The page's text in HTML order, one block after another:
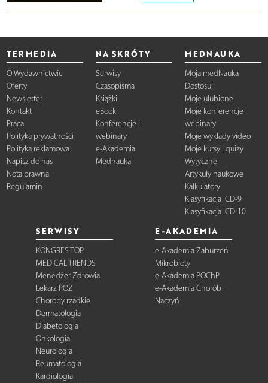
TERMEDIA
O Wydawnictwie
Oferty
Newsletter
Kontakt
Praca
Polityka prywatności
Polityka reklamowa
Napisz do nas
Nota prawna
Regulamin
NA SKRÓTY
Serwisy
Czasopisma
Książki
eBooki
Konferencje i
webinary
e-Akademia
Mednauka
MEDNAUKA
Moja medNauka
Dostosuj
Moje ulubione
Moje konferencje i
webinary
Moje wykłady video
Moje kursy i quizy
Wytyczne
Artykuły naukowe
Kalkulatory
Klasyfikacja ICD-9
Klasyfikacja ICD-10
SERWISY
KONGRES TOP
MEDICAL TRENDS
Menedżer Zdrowia
Lekarz POZ
Choroby rzadkie
Dermatologia
Diabetologia
Onkologia
Neurologia
Reumatologia
Kardiologia
E-AKADEMIA
e-Akademia Zaburzeń
Mikrobioty
e-Akademia POChP
e-Akademia Chorób
Naczyń